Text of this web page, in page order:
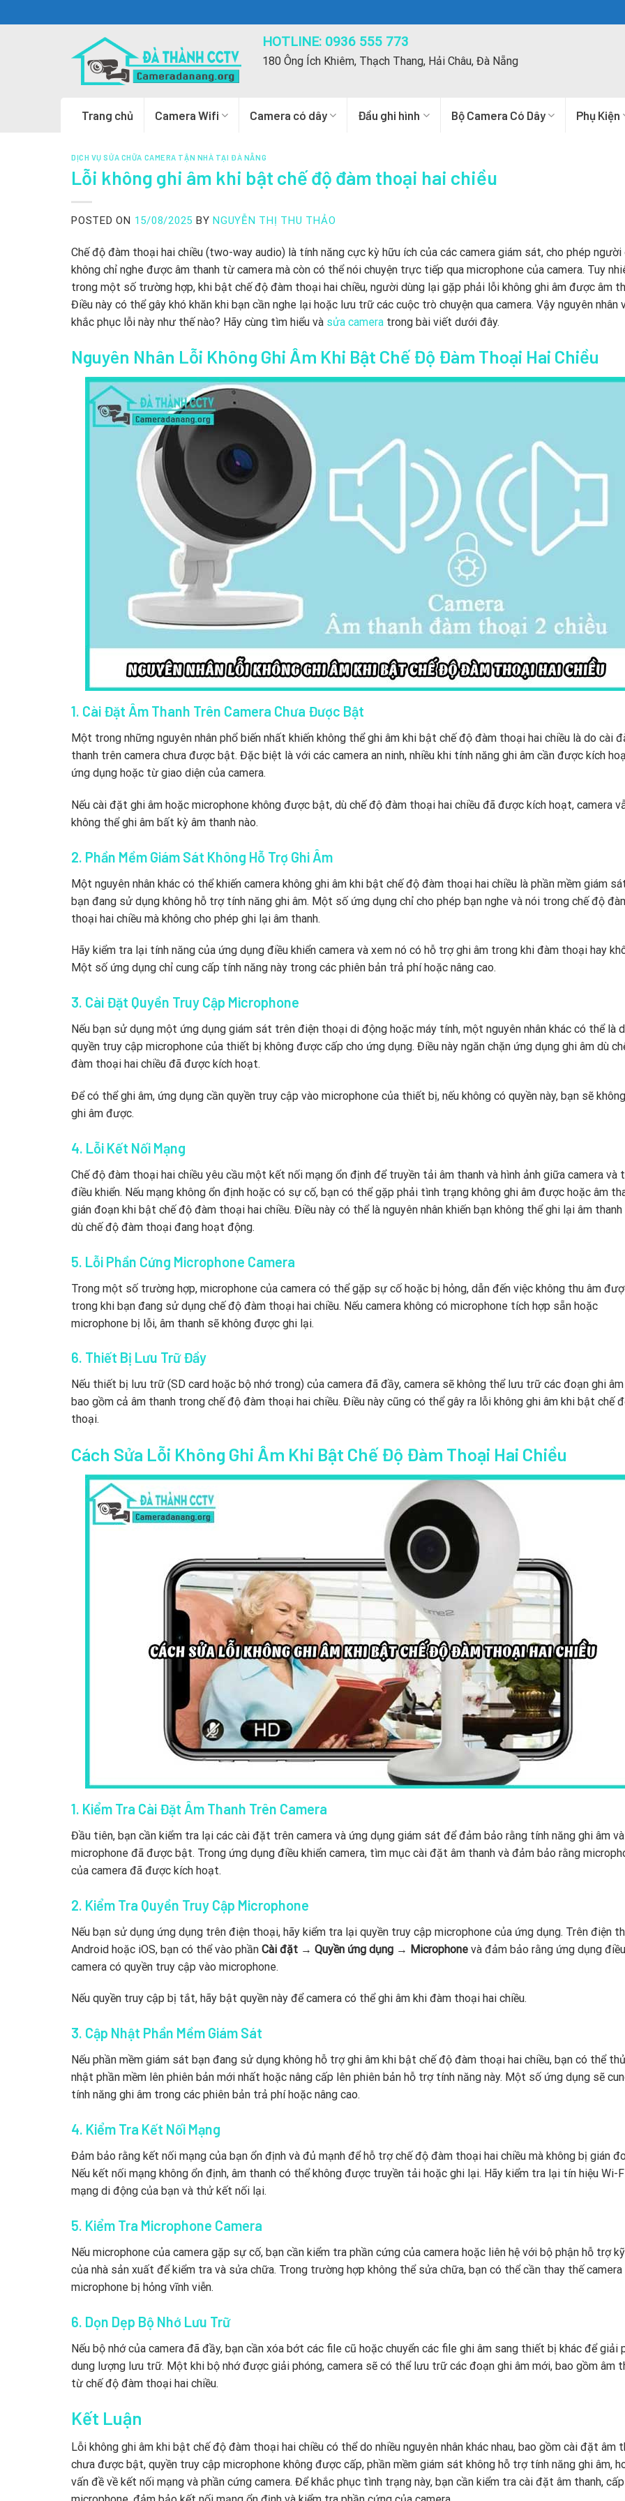
to
HOTLINE: 0936 555 773
180 Ông Ích Khiêm, Thạch Thang, Hải Châu, Đà Nẵng
Trang chủ Camera Wifi Camera có dây Đầu ghi hình Bộ Camera Có Dây Phụ Kiện
DỊCH VỤ SỬA CHỮA CAMERA TẬN NHÀ TẠI ĐÀ NẴNG
Lỗi không ghi âm khi bật chế độ đàm thoại hai chiều
POSTED ON 15/08/2025 BY NGUYỄN THỊ THU THẢO
Chế độ đàm thoại hai chiều (two-way audio) là tính năng cực kỳ hữu ích của các camera giám sát, cho phép người
không chỉ nghe được âm thanh từ camera mà còn có thể nói chuyện trực tiếp qua microphone của camera. Tuy
trong một số trường hợp, khi bật chế độ đàm thoại hai chiều, người dùng lại gặp phải lỗi không ghi âm được âm
Điều này có thể gây khó khăn khi bạn cần nghe lại hoặc lưu trữ các cuộc trò chuyện qua camera. Vậy nguyên nhân
khắc phục lỗi này như thế nào? Hãy cùng tìm hiểu và sửa camera trong bài viết dưới đây.
Nguyên Nhân Lỗi Không Ghi Âm Khi Bật Chế Độ Đàm Thoại Hai Chiều
1. Cài Đặt Âm Thanh Trên Camera Chưa Được Bật
Một trong những nguyên nhân phổ biến nhất khiến không thể ghi âm khi bật chế độ đàm thoại hai chiều là do cài
thanh trên camera chưa được bật. Đặc biệt là với các camera an ninh, nhiều khi tính năng ghi âm cần được kích
ứng dụng hoặc từ giao diện của camera.
Nếu cài đặt ghi âm hoặc microphone không được bật, dù chế độ đàm thoại hai chiều đã được kích hoạt, camera
không thể ghi âm bất kỳ âm thanh nào.
2. Phần Mềm Giám Sát Không Hỗ Trợ Ghi Âm
Một nguyên nhân khác có thể khiến camera không ghi âm khi bật chế độ đàm thoại hai chiều là phần mềm giám
bạn đang sử dụng không hỗ trợ tính năng ghi âm. Một số ứng dụng chỉ cho phép bạn nghe và nói trong chế độ
thoại hai chiều mà không cho phép ghi lại âm thanh.
Hãy kiểm tra lại tính năng của ứng dụng điều khiển camera và xem nó có hỗ trợ ghi âm trong khi đàm thoại hay
Một số ứng dụng chỉ cung cấp tính năng này trong các phiên bản trả phí hoặc nâng cao.
3. Cài Đặt Quyền Truy Cập Microphone
Nếu bạn sử dụng một ứng dụng giám sát trên điện thoại di động hoặc máy tính, một nguyên nhân khác có thể là
quyền truy cập microphone của thiết bị không được cấp cho ứng dụng. Điều này ngăn chặn ứng dụng ghi âm dù
đàm thoại hai chiều đã được kích hoạt.
Để có thể ghi âm, ứng dụng cần quyền truy cập vào microphone của thiết bị, nếu không có quyền này, bạn sẽ
ghi âm được.
4. Lỗi Kết Nối Mạng
Chế độ đàm thoại hai chiều yêu cầu một kết nối mạng ổn định để truyền tải âm thanh và hình ảnh giữa camera và
điều khiển. Nếu mạng không ổn định hoặc có sự cố, bạn có thể gặp phải tình trạng không ghi âm được hoặc âm
gián đoạn khi bật chế độ đàm thoại hai chiều. Điều này có thể là nguyên nhân khiến bạn không thể ghi lại âm
dù chế độ đàm thoại đang hoạt động.
5. Lỗi Phần Cứng Microphone Camera
Trong một số trường hợp, microphone của camera có thể gặp sự cố hoặc bị hỏng, dẫn đến việc không thu âm
trong khi bạn đang sử dụng chế độ đàm thoại hai chiều. Nếu camera không có microphone tích hợp sẵn hoặc
microphone bị lỗi, âm thanh sẽ không được ghi lại.
6. Thiết Bị Lưu Trữ Đầy
Nếu thiết bị lưu trữ (SD card hoặc bộ nhớ trong) của camera đã đầy, camera sẽ không thể lưu trữ các đoạn ghi
bao gồm cả âm thanh trong chế độ đàm thoại hai chiều. Điều này cũng có thể gây ra lỗi không ghi âm khi bật chế
thoại.
Cách Sửa Lỗi Không Ghi Âm Khi Bật Chế Độ Đàm Thoại Hai Chiều
1. Kiểm Tra Cài Đặt Âm Thanh Trên Camera
Đầu tiên, bạn cần kiểm tra lại các cài đặt trên camera và ứng dụng giám sát để đảm bảo rằng tính năng ghi âm và
microphone đã được bật. Trong ứng dụng điều khiển camera, tìm mục cài đặt âm thanh và đảm bảo rằng
của camera đã được kích hoạt.
2. Kiểm Tra Quyền Truy Cập Microphone
Nếu bạn sử dụng ứng dụng trên điện thoại, hãy kiểm tra lại quyền truy cập microphone của ứng dụng. Trên điện
Android hoặc iOS, bạn có thể vào phần Cài đặt → Quyền ứng dụng → Microphone và đảm bảo rằng ứng dụng
camera có quyền truy cập vào microphone.
Nếu quyền truy cập bị tắt, hãy bật quyền này để camera có thể ghi âm khi đàm thoại hai chiều.
3. Cập Nhật Phần Mềm Giám Sát
Nếu phần mềm giám sát bạn đang sử dụng không hỗ trợ ghi âm khi bật chế độ đàm thoại hai chiều, bạn có thể
nhật phần mềm lên phiên bản mới nhất hoặc nâng cấp lên phiên bản hỗ trợ tính năng này. Một số ứng dụng sẽ
tính năng ghi âm trong các phiên bản trả phí hoặc nâng cao.
4. Kiểm Tra Kết Nối Mạng
Đảm bảo rằng kết nối mạng của bạn ổn định và đủ mạnh để hỗ trợ chế độ đàm thoại hai chiều mà không bị gián
Nếu kết nối mạng không ổn định, âm thanh có thể không được truyền tải hoặc ghi lại. Hãy kiểm tra lại tín hiệu Wi-
mạng di động của bạn và thử kết nối lại.
5. Kiểm Tra Microphone Camera
Nếu microphone của camera gặp sự cố, bạn cần kiểm tra phần cứng của camera hoặc liên hệ với bộ phận hỗ trợ
của nhà sản xuất để kiểm tra và sửa chữa. Trong trường hợp không thể sửa chữa, bạn có thể cần thay thế camera
microphone bị hỏng vĩnh viễn.
6. Dọn Dẹp Bộ Nhớ Lưu Trữ
Nếu bộ nhớ của camera đã đầy, bạn cần xóa bớt các file cũ hoặc chuyển các file ghi âm sang thiết bị khác để giải
dung lượng lưu trữ. Một khi bộ nhớ được giải phóng, camera sẽ có thể lưu trữ các đoạn ghi âm mới, bao gồm âm
từ chế độ đàm thoại hai chiều.
Kết Luận
Lỗi không ghi âm khi bật chế độ đàm thoại hai chiều có thể do nhiều nguyên nhân khác nhau, bao gồm cài đặt âm
chưa được bật, quyền truy cập microphone không được cấp, phần mềm giám sát không hỗ trợ tính năng ghi âm,
vấn đề về kết nối mạng và phần cứng camera. Để khắc phục tình trạng này, bạn cần kiểm tra cài đặt âm thanh,